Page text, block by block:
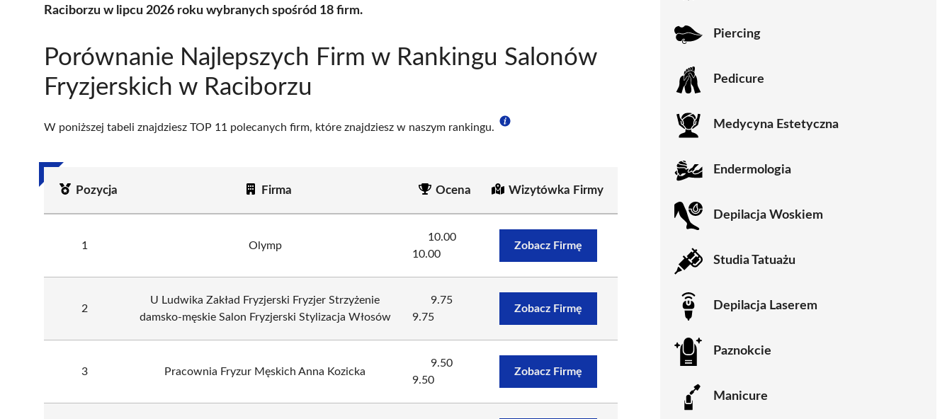
Raciborzu w lipcu 2026 roku wybranych spośród 18 firm.
Porównanie Najlepszych Firm w Rankingu Salonów
Fryzjerskich w Raciborzu
W poniższej tabeli znajdziesz TOP 11 polecanych firm, które znajdziesz w naszym rankingu.
Pozycja Firma Ocena Wizytówka Firmy
1 Olymp
10.00
10.00
Zobacz Firmę
2
U Ludwika Zakład Fryzjerski Fryzjer Strzyżenie
damsko-męskie Salon Fryzjerski Stylizacja Włosów
9.75
9.75
Zobacz Firmę
3 Pracownia Fryzur Męskich Anna Kozicka
9.50
9.50
Zobacz Firmę
Piercing
Pedicure
Medycyna Estetyczna
Endermologia
Depilacja Woskiem
Studia Tatuażu
Depilacja Laserem
Paznokcie
Manicure